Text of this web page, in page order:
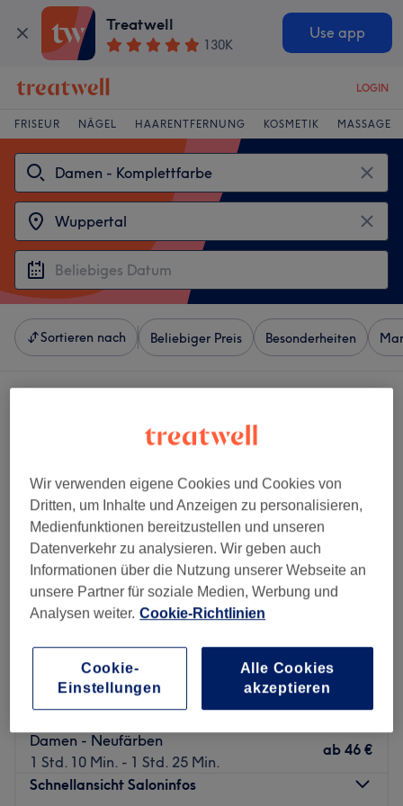
Treatwell
130K
Use app
LOGIN
FRISEUR NÄGEL HAARENTFERNUNG KOSMETIK MASSAGE
Sortieren nach Beliebiger Preis Besonderheiten
4 Salons die anbieten:damen - komplettfarbe in Wuppertal
Friseur Piya
157 Bewertungen
Damen - Neufärben
1 Std. 10 Min. - 1 Std. 25 Min.
ab 46 €
Schnellansicht Saloninfos
Wir verwenden eigene Cookies und Cookies von
Dritten, um Inhalte und Anzeigen zu personalisieren,
Medienfunktionen bereitzustellen und unseren
Datenverkehr zu analysieren. Wir geben auch
Informationen über die Nutzung unserer Webseite an
unsere Partner für soziale Medien, Werbung und
Analysen weiter. Cookie-Richtlinien
Cookie-
Einstellungen
Alle Cookies
akzeptieren